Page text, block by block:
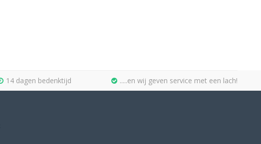
14 dagen bedenktijd .....en wij geven service met een lach!